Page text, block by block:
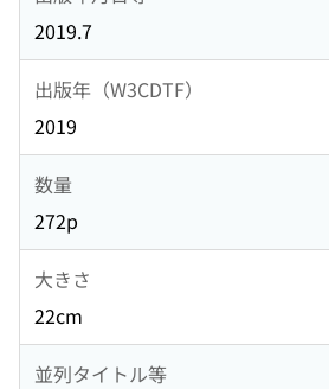
2019.7
出版年（W3CDTF）
2019
数量
272p
大きさ
22cm
並列タイトル等